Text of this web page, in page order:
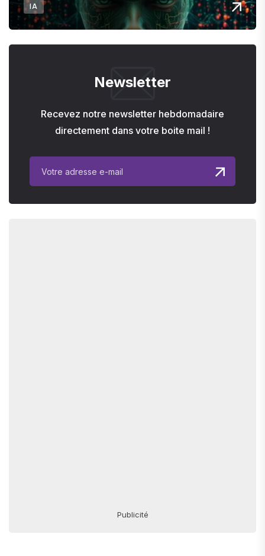
IA
Newsletter
Recevez notre newsletter hebdomadaire
directement dans votre boite mail !
Publicité